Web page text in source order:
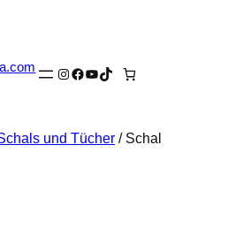
Instagram
Facebook
YouTube
TikTok
und Tücher/ Schal